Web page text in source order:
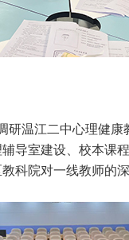
研温江二中心理健
导室建设、校本课
科院对一线教师的